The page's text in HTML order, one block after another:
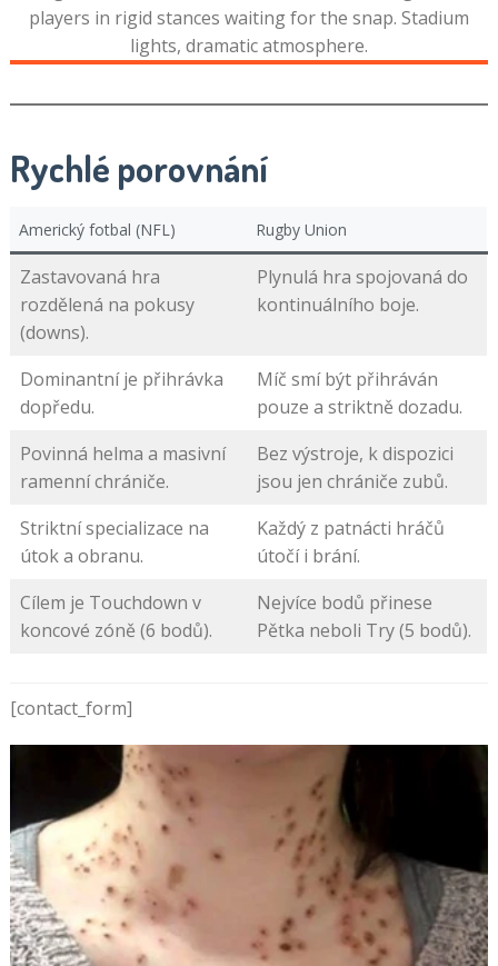
Rychlé porovnání
Americký fotbal (NFL) Rugby Union
Zastavovaná hra
rozdělená na pokusy
(downs).
Plynulá hra spojovaná do
kontinuálního boje.
Dominantní je přihrávka
dopředu.
Míč smí být přihráván
pouze a striktně dozadu.
Povinná helma a masivní
ramenní chrániče.
Bez výstroje, k dispozici
jsou jen chrániče zubů.
Striktní specializace na
útok a obranu.
Každý z patnácti hráčů
útočí i brání.
Cílem je Touchdown v
koncové zóně (6 bodů).
Nejvíce bodů přinese
Pětka neboli Try (5 bodů).
[contact_form]